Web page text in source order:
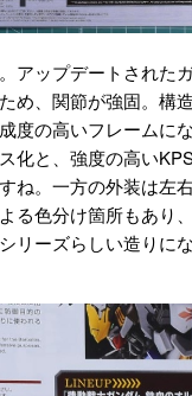
アップデートされた
め、関節が強固。構
度の高いフレームに
化と、強度の高い
ね。一方の外装は左
る色分け箇所もあり
リーズらしい造りに